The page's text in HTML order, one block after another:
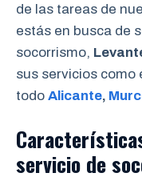
de las tareas de
estás en busca de
socorrismo,
sus servicios como
todo Alicante,
servicio de